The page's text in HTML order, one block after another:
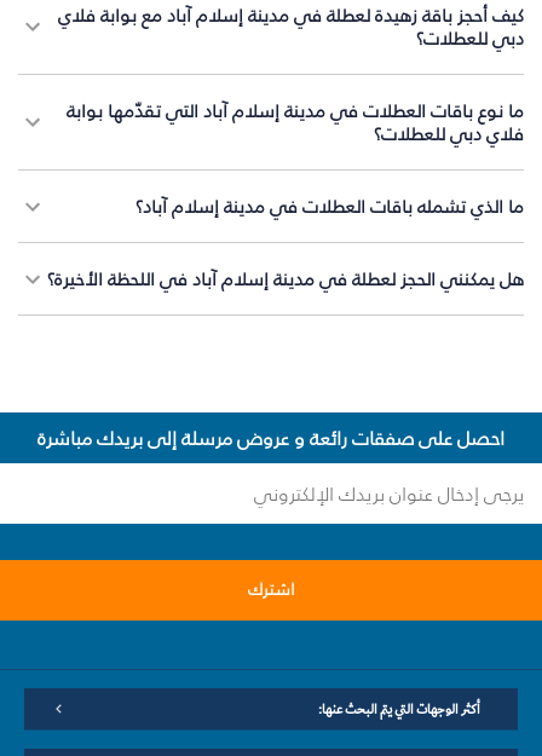
كيف أحجز باقة زهيدة لعطلة في مدينة إسلام آباد مع بوابة فلاي
دبي للعطلات؟
ما نوع باقات العطلات في مدينة إسلام آباد التي تقدّمها بوابة
فلاي دبي للعطلات؟
ما الذي تشمله باقات العطلات في مدينة إسلام آباد؟
هل يمكنني الحجز لعطلة في مدينة إسلام آباد في اللحظة الأخيرة؟
احصل على صفقات رائعة و عروض مرسلة إلى بريدك مباشرة
اشترك
أكثر الوجهات التي يتم البحث عنها: